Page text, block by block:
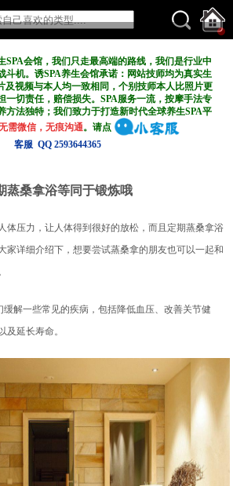
SPA会馆，我们只走最高端的路线，我们是行业中
斗机。诱SPA养生会馆承诺：网站技师均为真实生
及视频与本人均一致相同，个别技师本人比照片更
一切责任，赔偿损失。SPA服务一流，按摩手法专
方法独特；我们致力于打造新时代全球养生SPA平
需微信，无痕沟通。请点
客服 QQ 2593644365
蒸桑拿浴等同于锻炼哦
体压力，让人体得到很好的放松，而且定期蒸桑拿浴
家详细介绍下，想要尝试蒸桑拿的朋友也可以一起和
缓解一些常见的疾病，包括降低血压、改善关节健
及延长寿命。